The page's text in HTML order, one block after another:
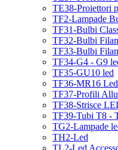
TE38-Proiettori
TF2-Lampade
TF31-Bulbi
TF32-Bulbi
TF33-Bulbi
TF34-G4 - G9
TF35-GU10 led
TF36-MR16 Led
TF37-Profili
TF38-Strisce
TF39-Tubi T8 -
TG2-Lampade
TH2-Led
TL2-Led